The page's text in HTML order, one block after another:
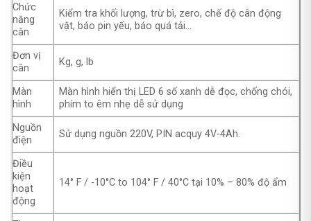
Chức
năng
cân
Kiểm tra khối lượng, trừ bì, zero, chế độ cân động
vật, báo pin yếu, báo quá tải…
Đơn vị
cân
Kg, g, lb
Màn
hình
Màn hình hiển thị LED 6 số xanh dễ đọc, chống chói,
phím to êm nhẹ dễ sử dụng
Nguồn
điện
Sử dụng nguồn 220V, PIN acquy 4V-4Ah.
Điều
kiện
hoạt
động
14° F / -10°C to 104° F / 40°C tại 10% – 80% độ ẩm